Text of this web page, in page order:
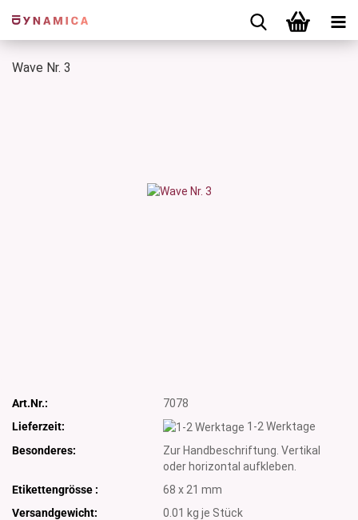
Wave Nr. 3
Art.Nr.:
7078
Lieferzeit:
1-2 Werktage
Besonderes:
Zur Handbeschriftung. Vertikal
oder horizontal aufkleben.
Etikettengrösse :
68 x 21 mm
Versandgewicht:
0.01 kg je Stück